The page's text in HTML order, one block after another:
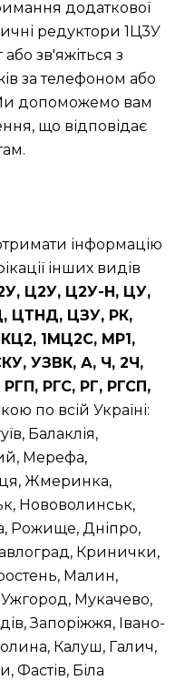
додаткової
редуктори 1Ц3У
зв'яжіться з
за телефоном або
допоможемо вам
що відповідає
інформацію
інших видів
Ц2У, Ц2У-Н, ЦУ,
ЦТНД, ЦЗУ, РК,
1МЦ2С, МР1,
УЗВК, А, Ч, 2Ч,
РГС, РГ, РГСП,
по всій Україні:
Балаклія,
Мерефа,
Жмеринка,
Нововолинськ,
Рожище, Дніпро,
Кринички,
Малин,
Мукачево,
Запоріжжя, Івано-
Калуш, Галич,
Фастів, Біла